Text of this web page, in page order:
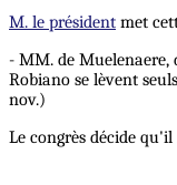
M. le président met
- MM. de Muelenaere,
Robiano se lèvent
nov.)
Le congrès décide